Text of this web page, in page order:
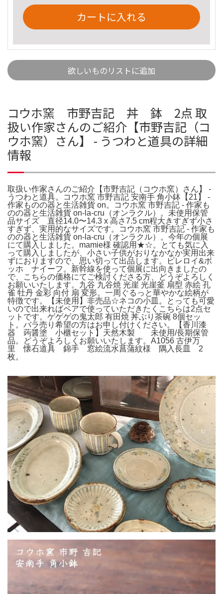
カートに入れる
欲しいものリストに追加
コウホ窯 市野吉記 丼 鉢 2点 取
扱い作家さんのご紹介【市野吉記（コ
ウホ窯）さん】 - うつわと道具の詳細
情報
取扱い作家さんのご紹介【市野吉記（コウホ窯）さん】 -
うつわと道具。コウホ窯 市野吉記 安南手 角小鉢【21】 -
作家ものの器と生活雑貨 on。コウホ窯 市野吉記 - 作家も
のの器と生活雑貨 on-la-cru（オンラクル）。未使用保管
品サイズ 直径14.0〜14.3 x 高さ7.5 cm程大きすぎず小さ
すぎず、実用的なサイズです。コウホ窯 市野吉記 - 作家も
のの器と生活雑貨 on-la-cru（オンラクル）。今年の個展
にて購入しました。mamie様 確認用★☆。とても気に入
って購入しましたが、小さい子供がおりなかなか実用出来
ずにおりますので、思い切って出品します。ビレロイ&ボ
ッホ ナイーフ。新幹線を使って個展に出向きましたの
で、こちらの価格にてご検討くださる方、どうぞよろしく
お願いいたします。九谷 九谷焼 光崖 光崖釜 扇型 赤絵 孔
雀 牡丹 金彩 向付 扇 変形。一周ぐるっと華やかな絵柄が
特徴です。【未使用】非売品☆ネコの小皿。とっても可愛
いので出来ればペアで使っていただきたくこちらは2点セ
ットです。ゲゲゲの鬼太郎 有田焼 丼ぶり茶碗 8個セッ
ト。バラ売り希望の方はお申し付けください。【香川漆
器 蒟醤塗 小櫃セット】天然木製 未使用/長期保管
品。どうぞよろしくお願いいたします。A1056 古伊万
里 懐石道具 錦手 窓絵流水菖蒲紋様 隅入長皿 2
枚。